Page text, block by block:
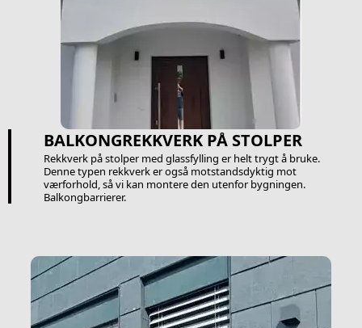
BALKONGREKKVERK PÅ STOLPER
Rekkverk på stolper med glassfylling er helt trygt å bruke.
Denne typen rekkverk er også motstandsdyktig mot
værforhold, så vi kan montere den utenfor bygningen.
Balkongbarrierer.